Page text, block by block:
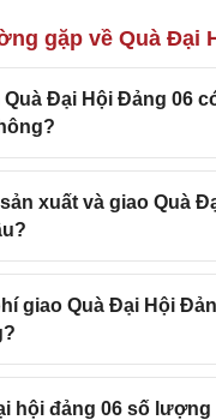
gặp về Quà Đại
Quà Đại Hội Đảng 06
xuất và giao Quà
giao Quà Đại Hội
hội đảng 06 số